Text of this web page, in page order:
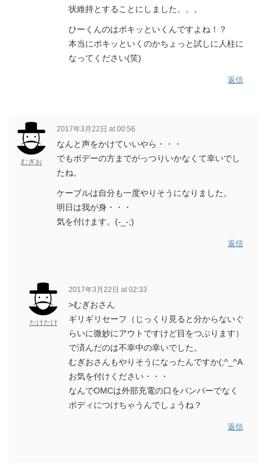
状維持とすることにしました。。。
ひーくんのはポキッといくんですよね！？
本当にポキッといくのかちょっと試しに人柱に
なってください(笑)
返信
むぎお
2017年3月22日 at 00:56
なんと声をかけていいやら・・・
でもボデーの方までがっつりいかなくて幸いでし
たね。
ケーブルは自分も一度やりそうになりました。
明日は我が身・・・
気を付けます。(-_-;)
返信
たけたけ
2017年3月22日 at 02:33
>むぎおさん
ギリギリセーフ（じっくり見ると分からないぐ
らいに微妙にアウトですけど目をつぶります）
で済んだのは不幸中の幸いでした。
むぎおさんもやりそうになったんですか(;^_^A
お気を付けください・・・
なんでOMCは外部充電の口をバンパーでなく
ボディにつけちゃうんでしょうね？
返信